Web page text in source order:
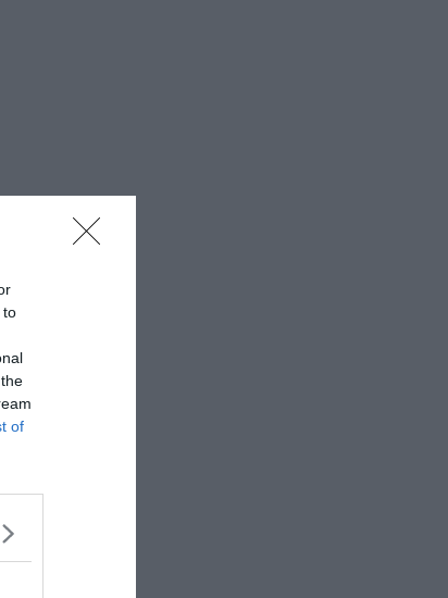
to
of